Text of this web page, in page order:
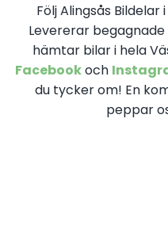
Följ Alingsås Bildelar
Levererar
hämtar bilar i hela
Facebookoch
du tycker om! En
peppar